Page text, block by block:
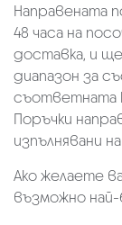
Направената
48 часа на
доставка, и
диапазон за
съответната
Поръчки
изпълнявани
Ако желаете
възможно